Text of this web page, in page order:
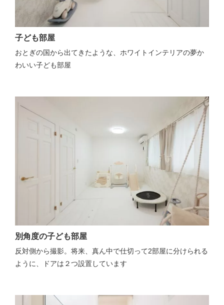
子ども部屋
おとぎの国から出てきたような、ホワイトインテリアの夢か
わいい子ども部屋
別角度の子ども部屋
反対側から撮影。将来、真ん中で仕切って2部屋に分けられる
ように、ドアは２つ設置しています